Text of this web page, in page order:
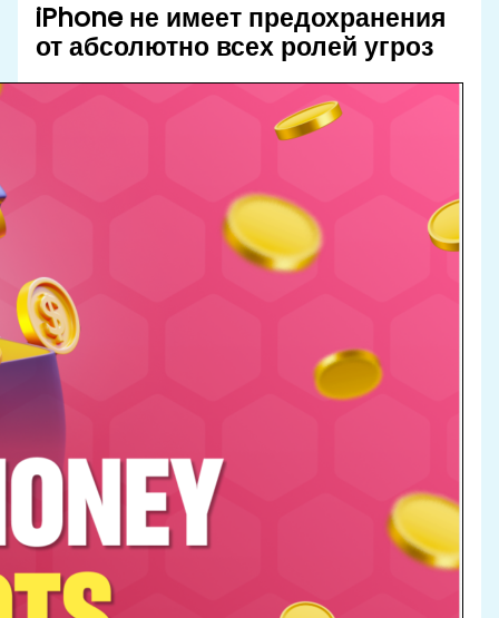
iPhone не имеет предохранения
от абсолютно всех ролей угроз